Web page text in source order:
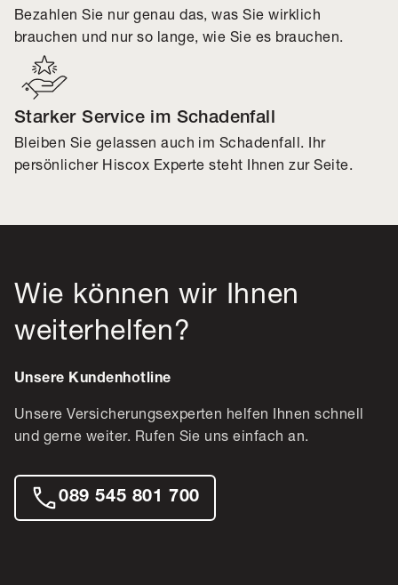
Bezahlen Sie nur genau das, was Sie wirklich
brauchen und nur so lange, wie Sie es brauchen.
Starker Service im Schadenfall
Bleiben Sie gelassen auch im Schadenfall. Ihr
persönlicher Hiscox Experte steht Ihnen zur Seite.
Wie können wir Ihnen
weiterhelfen?
Unsere Kundenhotline
Unsere Versicherungsexperten helfen Ihnen schnell
und gerne weiter. Rufen Sie uns einfach an.
089 545 801 700